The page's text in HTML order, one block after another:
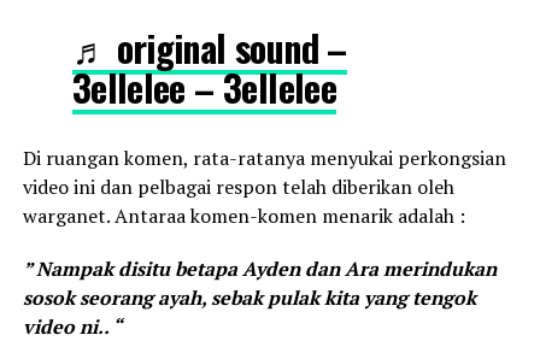
♬ original sound –
3ellelee – 3ellelee
Di ruangan komen, rata-ratanya menyukai perkongsian
video ini dan pelbagai respon telah diberikan oleh
warganet. Antaraa komen-komen menarik adalah :
” Nampak disitu betapa Ayden dan Ara merindukan
sosok seorang ayah, sebak pulak kita yang tengok
video ni.. “